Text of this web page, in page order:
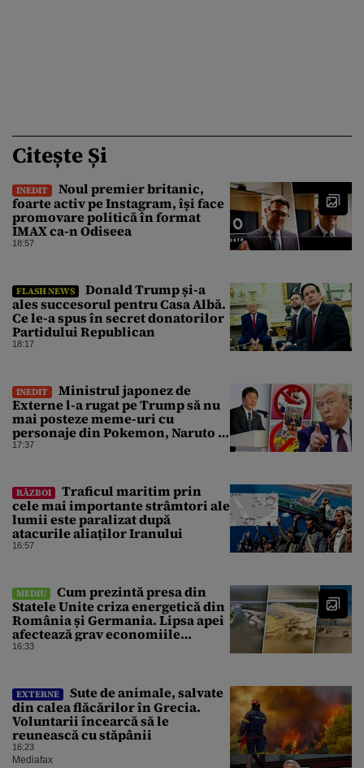
Citește Și
INEDIT
Noul premier britanic,
foarte activ pe Instagram, își face
promovare politică în format
IMAX ca-n Odiseea
18:57
FLASH NEWS
Donald Trump și-a
ales succesorul pentru Casa Albă.
Ce le-a spus în secret donatorilor
Partidului Republican
18:17
INEDIT
Ministrul japonez de
Externe l-a rugat pe Trump să nu
mai posteze meme-uri cu
personaje din Pokemon, Naruto și
Mario pe platformele social-
17:37
RĂZBOI
Traficul maritim prin
cele mai importante strâmtori ale
lumii este paralizat după
atacurile aliaților Iranului
16:57
MEDIU
Cum prezintă presa din
Statele Unite criza energetică din
România și Germania. Lipsa apei
afectează grav economiile
Europei
16:33
EXTERNE
Sute de animale, salvate
din calea flăcărilor în Grecia.
Voluntarii încearcă să le
reunească cu stăpânii
16:23
Mediafax